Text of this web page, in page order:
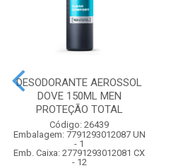
DESODORANTE AEROSSOL
DOVE 150ML MEN
PROTEÇÃO TOTAL
Código: 26439
Embalagem: 7791293012087 UN
- 1
Emb. Caixa: 27791293012081 CX
- 12